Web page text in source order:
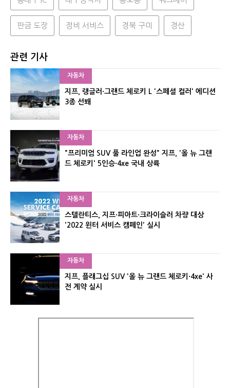
판금 도장 정비 서비스 경북 구미 경산
관련 기사
자동차
지프, 랭글러·그랜드 체로키 L '스페셜 컬러' 에디션
3종 선봬
자동차
"프리미엄 SUV 풀 라인업 완성" 지프, '올 뉴 그랜
드 체로키' 5인승·4xe 국내 상륙
자동차
스텔란티스, 지프·피아트·크라이슬러 차량 대상
'2022 윈터 서비스 캠페인' 실시
자동차
지프, 플래그십 SUV '올 뉴 그랜드 체로키·4xe' 사
전 계약 실시